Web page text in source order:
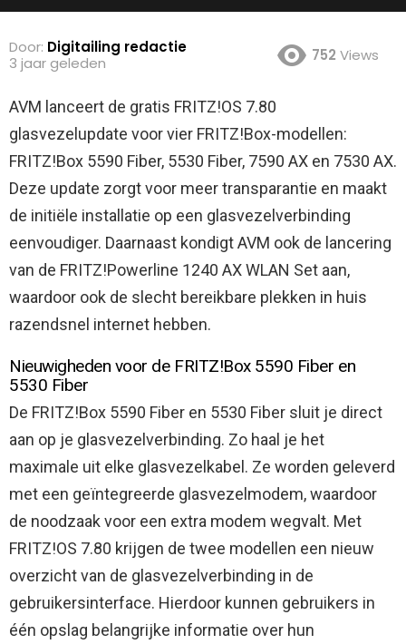
Door: Digitailing redactie
3 jaar geleden
752 Views
AVM lanceert de gratis FRITZ!OS 7.80
glasvezelupdate voor vier FRITZ!Box-modellen:
FRITZ!Box 5590 Fiber, 5530 Fiber, 7590 AX en 7530 AX.
Deze update zorgt voor meer transparantie en maakt
de initiële installatie op een glasvezelverbinding
eenvoudiger. Daarnaast kondigt AVM ook de lancering
van de FRITZ!Powerline 1240 AX WLAN Set aan,
waardoor ook de slecht bereikbare plekken in huis
razendsnel internet hebben.
Nieuwigheden voor de FRITZ!Box 5590 Fiber en
5530 Fiber
De FRITZ!Box 5590 Fiber en 5530 Fiber sluit je direct
aan op je glasvezelverbinding. Zo haal je het
maximale uit elke glasvezelkabel. Ze worden geleverd
met een geïntegreerde glasvezelmodem, waardoor
de noodzaak voor een extra modem wegvalt. Met
FRITZ!OS 7.80 krijgen de twee modellen een nieuw
overzicht van de glasvezelverbinding in de
gebruikersinterface. Hierdoor kunnen gebruikers in
één opslag belangrijke informatie over hun